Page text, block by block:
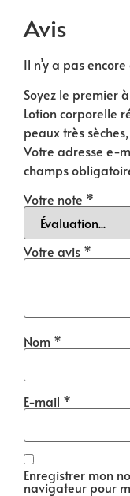
Avis
Il n’y a pas encore
Soyez le premier
Lotion corporelle
peaux très
Votre adresse e-
champs
Votre note *
Votre avis *
Nom *
E-mail *
Enregistrer mon
navigateur pour